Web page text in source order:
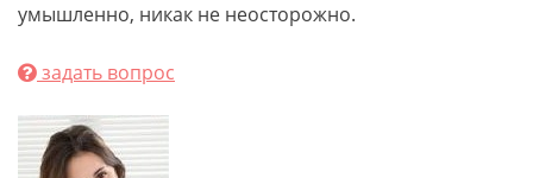
умышленно, никак не неосторожно.
задать вопрос